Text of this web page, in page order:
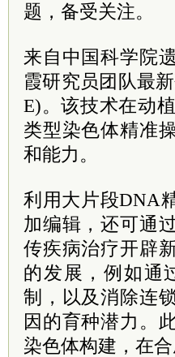
题，备受关注。
来自中国科学院
霞研究员团队最
E)。该技术在动
类型染色体精准
和能力。
利用大片段DNA
加编辑，还可通
传疾病治疗开辟
的发展，例如通
制，以及消除连
因的育种潜力。
染色体构建，在